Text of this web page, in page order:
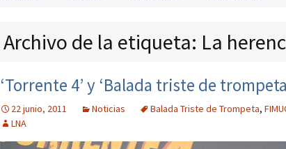
Archivo de la etiqueta: La
‘Torrente 4’ y ‘Balada triste de
22 junio, 2011 Noticias Balada Triste de Trompeta,
LNA